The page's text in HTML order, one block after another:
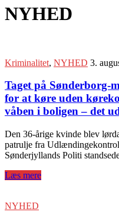
NYHED
Kriminalitet, NYHED 3.
Taget på Sønderborg-
for at køre uden
våben i boligen – det
Den 36-årige kvinde blev
patrulje fra
Sønderjyllands Politi
Læs mere
NYHED